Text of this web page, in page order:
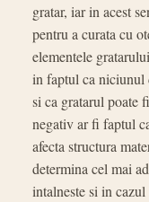
gratar, iar in acest
pentru a curata cu
elementele
in faptul ca niciunul
si ca gratarul poate
negativ ar fi faptul
afecta structura
determina cel mai
intalneste si in